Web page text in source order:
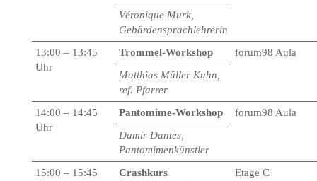
Véronique Murk,
Gebärdensprachlehrerin
13:00 – 13:45
Uhr
Trommel-Workshop
forum98 Aula
Matthias Müller Kuhn,
ref. Pfarrer
14:00 – 14:45
Uhr
Pantomime-Workshop
forum98 Aula
Damir Dantes,
Pantomimenkünstler
15:00 – 15:45
Crashkurs
Etage C